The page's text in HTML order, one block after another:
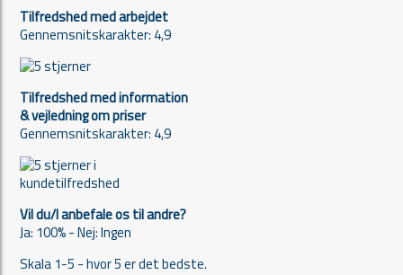
Tilfredshed med arbejdet
Gennemsnitskarakter: 4,9
Tilfredshed med information
& vejledning om priser
Gennemsnitskarakter: 4,9
Vil du/I anbefale os til andre?
Ja: 100% - Nej: Ingen
Skala 1-5 - hvor 5 er det bedste.